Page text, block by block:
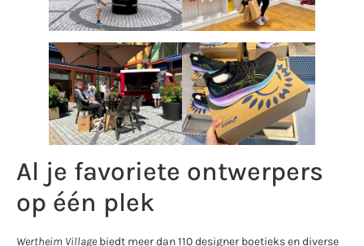
Al je favoriete ontwerpers
op één plek
Wertheim Villagebiedt meer dan 110 designer boetieks en diverse